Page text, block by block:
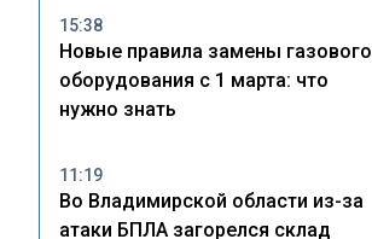
15:38
Новые правила замены газового
оборудования с 1 марта: что
нужно знать
11:19
Во Владимирской области из-за
атаки БПЛА загорелся склад